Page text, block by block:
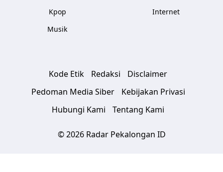
Kpop
Musik
Internet
Kode Etik Redaksi
Disclaimer
Pedoman Media Siber
Kebijakan Privasi
Hubungi Kami
Tentang Kami
© 2026 Radar Pekalongan ID